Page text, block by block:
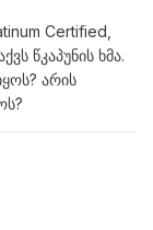
Certified,
წკაპუნის ხმა.
არის